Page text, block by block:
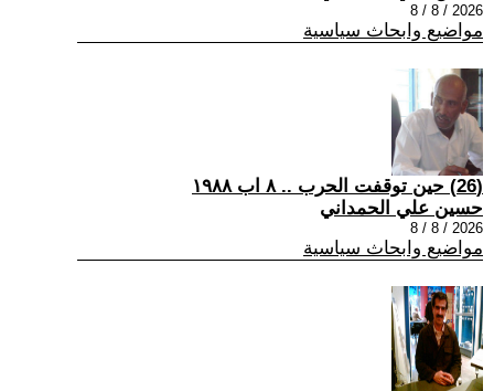
2026 / 8 / 8
مواضيع وابحاث سياسية
(26) حين توقفت الحرب .. ٨ اب ١٩٨٨
حسين علي الحمداني
2026 / 8 / 8
مواضيع وابحاث سياسية